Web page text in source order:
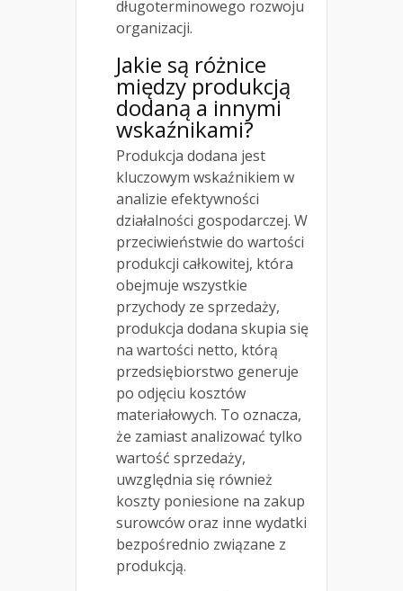
długoterminowego rozwoju
organizacji.
Jakie są różnice
między produkcją
dodaną a innymi
wskaźnikami?
Produkcja dodana jest
kluczowym wskaźnikiem w
analizie efektywności
działalności gospodarczej. W
przeciwieństwie do wartości
produkcji całkowitej, która
obejmuje wszystkie
przychody ze sprzedaży,
produkcja dodana skupia się
na wartości netto, którą
przedsiębiorstwo generuje
po odjęciu kosztów
materiałowych. To oznacza,
że zamiast analizować tylko
wartość sprzedaży,
uwzględnia się również
koszty poniesione na zakup
surowców oraz inne wydatki
bezpośrednio związane z
produkcją.